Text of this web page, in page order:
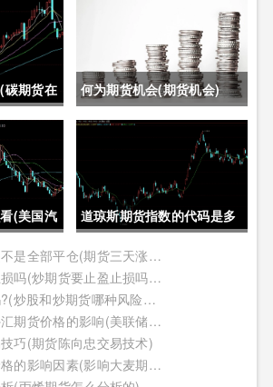
碳期货在
何为期货机会(期货机会)
(美国汽
道琼斯期货指数的代码是多
少位(道琼斯期货指数的代码
是多少位的)
期货三天涨停是不是全部平仓(期货三天涨停是不是全部平仓了)
炒期货要止盈止损吗(炒期货要止盈止损吗是真的吗)
炒期货风险大吗?(炒股和炒期货哪种风险更大)
美联储降息对外汇期货价格的影响(美联储降息对外汇期货价格的影响有哪些)
巧(期货陈向忠交易技术)
影响大麦期货价格的影响因素(影响大麦期货价格的影响因素有哪些)